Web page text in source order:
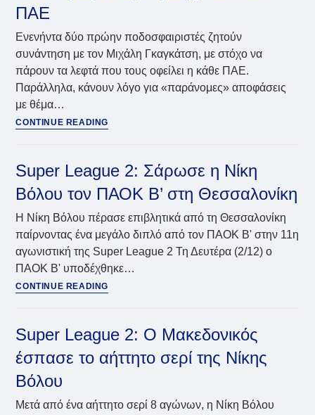
ΠΑΕ
Ενενήντα δύο πρώην ποδοσφαιριστές ζητούν
συνάντηση με τον Μιχάλη Γκαγκάτση, με στόχο να
πάρουν τα λεφτά που τους οφείλει η κάθε ΠΑΕ.
Παράλληλα, κάνουν λόγο για «παράνομες» αποφάσεις
με θέμα…
CONTINUE READING
Ζητούν
ραντεβού
με
Γκαγκάτση
92
ποδοσφαιριστές
λόγω
των
Super League 2: Σάρωσε η Νίκη
Βόλου τον ΠΑΟΚ Β’ στη Θεσσαλονίκη
Η Νίκη Βόλου πέρασε επιβλητικά από τη Θεσσαλονίκη
παίρνοντας ένα μεγάλο διπλό από τον ΠΑΟΚ Β' στην 11η
αγωνιστική της Super League 2 Τη Δευτέρα (2/12) ο
ΠΑΟΚ Β' υποδέχθηκε…
CONTINUE READING
Σάρωσε
η
Νίκη
ΠΑΟΚ
Super League 2: Ο Μακεδονικός
έσπασε το αήττητο σερί της Νίκης
Βόλου
Μετά από ένα αήττητο σερί 8 αγώνων, η Νίκη Βόλου